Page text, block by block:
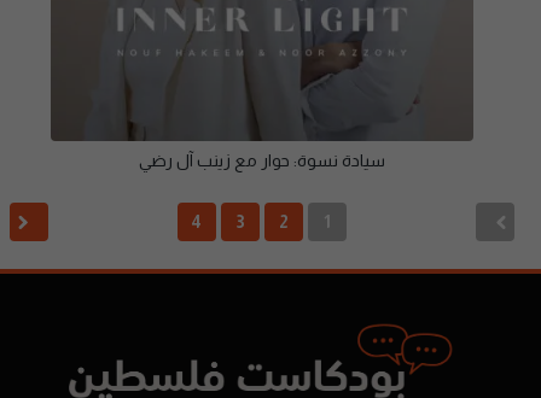
سيادة نسوة: حوار مع زينب آل رضي
1
2
3
4